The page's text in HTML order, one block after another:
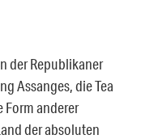
der Republikaner
Assanges, die Tea
Form anderer
der absoluten